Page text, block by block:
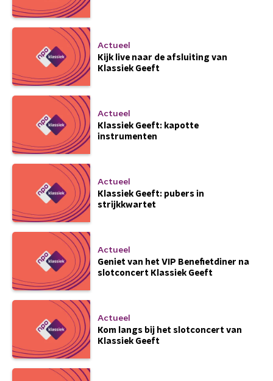
Actueel
Kijk live naar de afsluiting van
Klassiek Geeft
Actueel
Klassiek Geeft: kapotte
instrumenten
Actueel
Klassiek Geeft: pubers in
strijkkwartet
Actueel
Geniet van het VIP Benefietdiner na
slotconcert Klassiek Geeft
Actueel
Kom langs bij het slotconcert van
Klassiek Geeft